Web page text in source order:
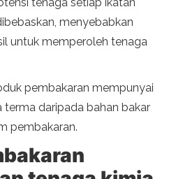
tenaga setiap ikatan
menyebabkan
untuk memperoleh tenaga
pembakaran mempunyai
terma daripada bahan bakar
pembakaran.